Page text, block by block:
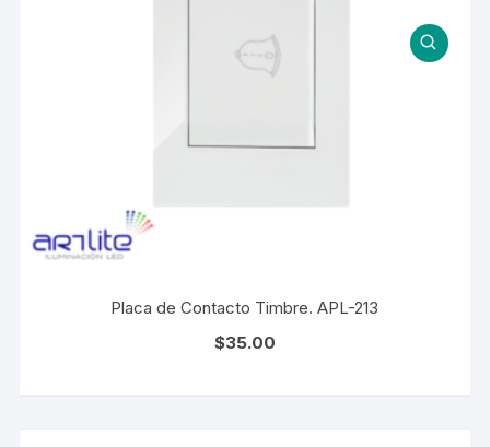
Placa de Contacto Timbre. APL-213
$35.00